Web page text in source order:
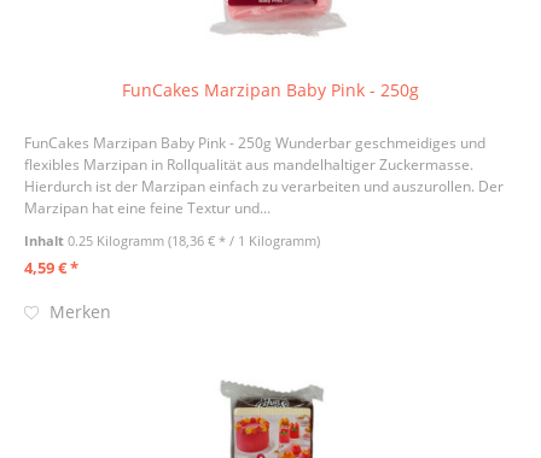
FunCakes Marzipan Baby Pink - 250g
FunCakes Marzipan Baby Pink - 250g Wunderbar geschmeidiges und
flexibles Marzipan in Rollqualität aus mandelhaltiger Zuckermasse.
Hierdurch ist der Marzipan einfach zu verarbeiten und auszurollen. Der
Marzipan hat eine feine Textur und...
Inhalt0.25 Kilogramm(18,36 € * / 1 Kilogramm)
4,59 € *
Merken